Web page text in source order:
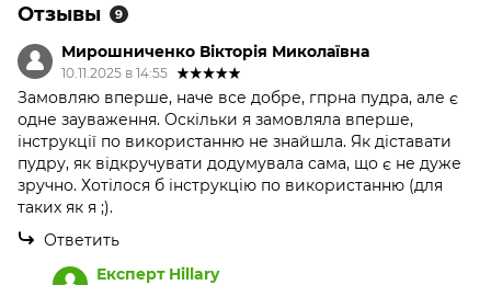
Отзывы 9
Мирошниченко Вікторія Миколаївна
10.11.2025 в 14:55
Замовляю вперше, наче все добре, гпрна пудра, але є
одне зауваження. Оскільки я замовляла вперше,
інструкції по використанню не знайшла. Як діставати
пудру, як відкручувати додумувала сама, що є не дуже
зручно. Хотілося б інструкцію по використанню (для
таких як я ;).
Ответить
Експерт Hillary